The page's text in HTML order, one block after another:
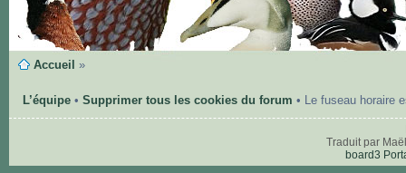
Accueil »
L’équipe• Supprimer tous les cookies du forum • Le fuseau horaire
Traduit par
board3